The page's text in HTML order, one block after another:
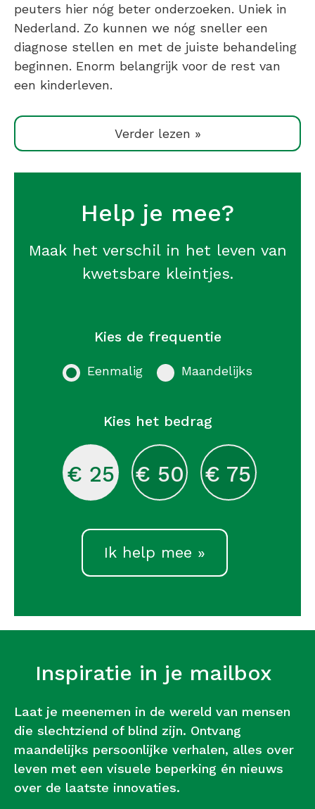
peuters hier nóg beter onderzoeken. Uniek in
Nederland. Zo kunnen we nóg sneller een
diagnose stellen en met de juiste behandeling
beginnen. Enorm belangrijk voor de rest van
een kinderleven.
Verder lezen »
Help je mee?
Maak het verschil in het leven van
kwetsbare kleintjes.
Kies de frequentie
Eenmalig Maandelijks
Kies het bedrag
€ 25 € 50 € 75
Ik help mee »
Inspiratie in je mailbox
Laat je meenemen in de wereld van mensen
die slechtziend of blind zijn. Ontvang
maandelijks persoonlijke verhalen, alles over
leven met een visuele beperking én nieuws
over de laatste innovaties.